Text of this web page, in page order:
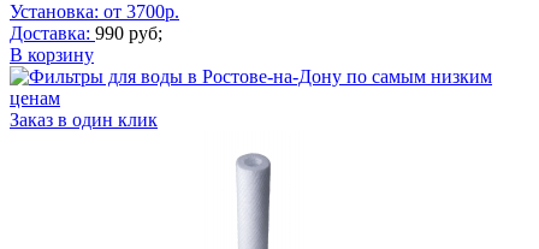
Установка: от 3700р.
Доставка: 990 руб;
В корзину
Заказ в один клик